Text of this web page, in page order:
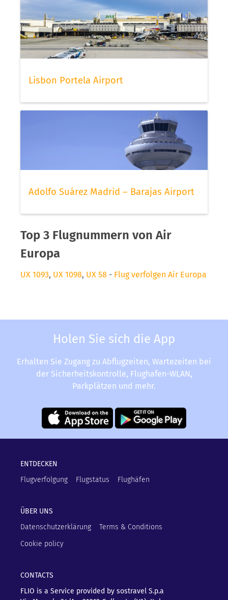
Lisbon Portela Airport
Adolfo Suárez Madrid – Barajas Airport
Top 3 Flugnummern von Air
Europa
UX 1093, UX 1098, UX 58 - Flug verfolgen Air Europa
Holen Sie sich die App
Erhalten Sie Zugang zu Abflugzeiten, Wartezeiten bei
der Sicherheitskontrolle, Flughafen-WLAN,
Parkplätzen und mehr.
ENTDECKEN
Flugverfolgung
Flugstatus Flughäfen
ÜBER UNS
Datenschutzerklärung
Terms & Conditions
Cookie policy
CONTACTS
FLIO is a Service provided by sostravel S.p.a